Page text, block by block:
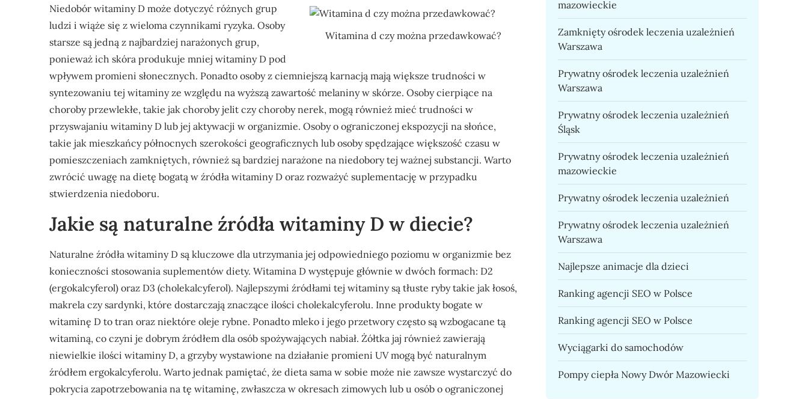
Witamina d czy można przedawkować?
Niedobór witaminy D może dotyczyć różnych grup
ludzi i wiąże się z wieloma czynnikami ryzyka. Osoby
starsze są jedną z najbardziej narażonych grup,
ponieważ ich skóra produkuje mniej witaminy D pod
wpływem promieni słonecznych. Ponadto osoby z ciemniejszą karnacją mają większe trudności w
syntezowaniu tej witaminy ze względu na wyższą zawartość melaniny w skórze. Osoby cierpiące na
choroby przewlekłe, takie jak choroby jelit czy choroby nerek, mogą również mieć trudności w
przyswajaniu witaminy D lub jej aktywacji w organizmie. Osoby o ograniczonej ekspozycji na słońce,
takie jak mieszkańcy północnych szerokości geograficznych lub osoby spędzające większość czasu w
pomieszczeniach zamkniętych, również są bardziej narażone na niedobory tej ważnej substancji. Warto
zwrócić uwagę na dietę bogatą w źródła witaminy D oraz rozważyć suplementację w przypadku
stwierdzenia niedoboru.
Jakie są naturalne źródła witaminy D w diecie?
Naturalne źródła witaminy D są kluczowe dla utrzymania jej odpowiedniego poziomu w organizmie bez
konieczności stosowania suplementów diety. Witamina D występuje głównie w dwóch formach: D2
(ergokalcyferol) oraz D3 (cholekalcyferol). Najlepszymi źródłami tej witaminy są tłuste ryby takie jak łosoś,
makrela czy sardynki, które dostarczają znaczące ilości cholekalcyferolu. Inne produkty bogate w
witaminę D to tran oraz niektóre oleje rybne. Ponadto mleko i jego przetwory często są wzbogacane tą
witaminą, co czyni je dobrym źródłem dla osób spożywających nabiał. Żółtka jaj również zawierają
niewielkie ilości witaminy D, a grzyby wystawione na działanie promieni UV mogą być naturalnym
źródłem ergokalcyferolu. Warto jednak pamiętać, że dieta sama w sobie może nie zawsze wystarczyć do
pokrycia zapotrzebowania na tę witaminę, zwłaszcza w okresach zimowych lub u osób o ograniczonej
mazowieckie
Zamknięty ośrodek leczenia uzależnień
Warszawa
Prywatny ośrodek leczenia uzależnień
Warszawa
Prywatny ośrodek leczenia uzależnień
Śląsk
Prywatny ośrodek leczenia uzależnień
mazowieckie
Prywatny ośrodek leczenia uzależnień
Prywatny ośrodek leczenia uzależnień
Warszawa
Najlepsze animacje dla dzieci
Ranking agencji SEO w Polsce
Ranking agencji SEO w Polsce
Wyciągarki do samochodów
Pompy ciepła Nowy Dwór Mazowiecki